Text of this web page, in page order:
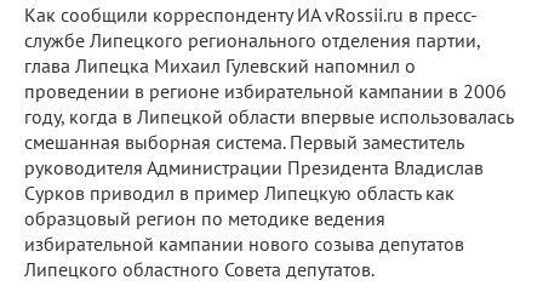
Как сообщили корреспонденту ИА vRossii.ru в пресс-
службе Липецкого регионального отделения партии,
глава Липецка Михаил Гулевский напомнил о
проведении в регионе избирательной кампании в 2006
году, когда в Липецкой области впервые использовалась
смешанная выборная система. Первый заместитель
руководителя Администрации Президента Владислав
Сурков приводил в пример Липецкую область как
образцовый регион по методике ведения
избирательной кампании нового созыва депутатов
Липецкого областного Совета депутатов.